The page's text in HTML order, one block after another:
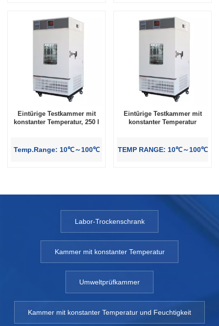
Eintürige Testkammer mit
konstanter Temperatur, 250 l
Temp.Range: 10℃～100℃
Eintürige Testkammer mit
konstanter Temperatur
TEMP RANGE: 10℃～100℃
Labor-Trockenschrank
Kammer mit konstanter Temperatur
Umweltprüfkammer
Kammer mit konstanter Temperatur und Feuchtigkeit